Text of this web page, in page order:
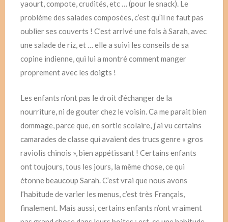
yaourt, compote, crudités, etc … (pour le snack). Le
problème des salades composées, c’est qu’il ne faut pas
oublier ses couverts ! C’est arrivé une fois à Sarah, avec
une salade de riz, et … elle a suivi les conseils de sa
copine indienne, qui lui a montré comment manger
proprement avec les doigts !
Les enfants n’ont pas le droit d’échanger de la
nourriture, ni de gouter chez le voisin. Ca me parait bien
dommage, parce que, en sortie scolaire, j’ai vu certains
camarades de classe qui avaient des trucs genre « gros
raviolis chinois », bien appétissant ! Certains enfants
ont toujours, tous les jours, la même chose, ce qui
étonne beaucoup Sarah. C’est vrai que nous avons
l’habitude de varier les menus, c’est très Français,
finalement. Mais aussi, certains enfants n’ont vraiment